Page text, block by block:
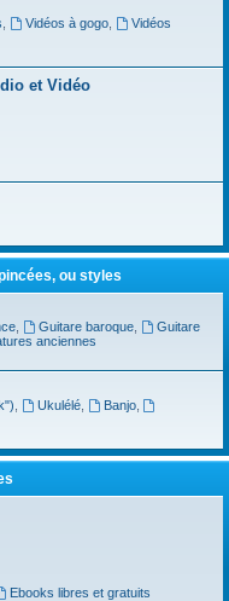
Vidéos à gogo,
Vidéos
et Vidéo
ou styles
, Guitare baroque,
Guitare
anciennes
Ukulélé, Banjo,
Ebooks libres et gratuits